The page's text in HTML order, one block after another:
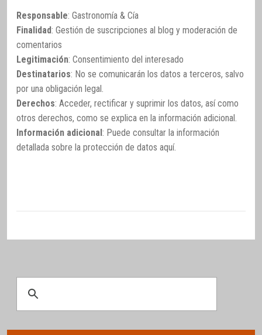
Responsable: Gastronomía & Cía
Finalidad: Gestión de suscripciones al blog y moderación de
comentarios
Legitimación: Consentimiento del interesado
Destinatarios: No se comunicarán los datos a terceros, salvo
por una obligación legal.
Derechos: Acceder, rectificar y suprimir los datos, así como
otros derechos, como se explica en la información adicional.
Información adicional: Puede consultar la información
detallada sobre la protección de datos aquí.